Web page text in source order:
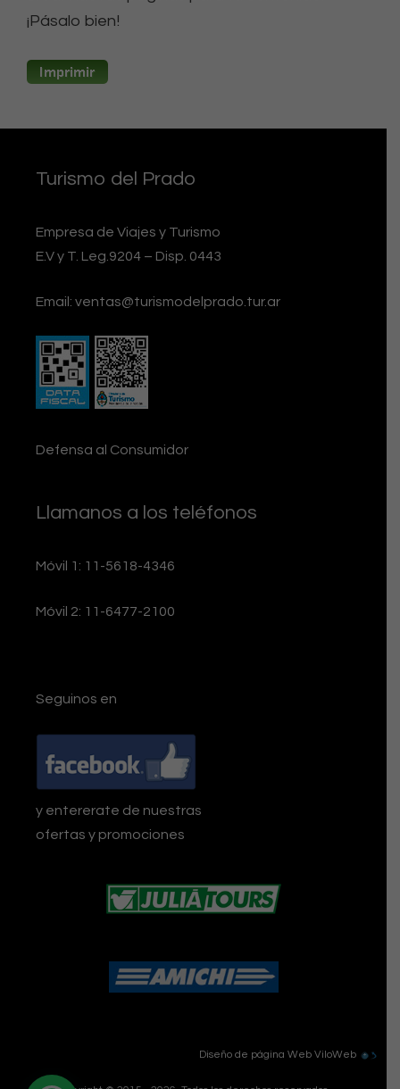
¡Pásalo bien!
Turismo del Prado
Empresa de Viajes y Turismo
E.V y T. Leg.9204 – Disp. 0443
Email: ventas@turismodelprado.tur.ar
Defensa al Consumidor
Llamanos a los teléfonos
Móvil 1: 11-5618-4346
Móvil 2: 11-6477-2100
Seguinos en
y entererate de nuestras
ofertas y promociones
Diseño de página Web ViloWeb